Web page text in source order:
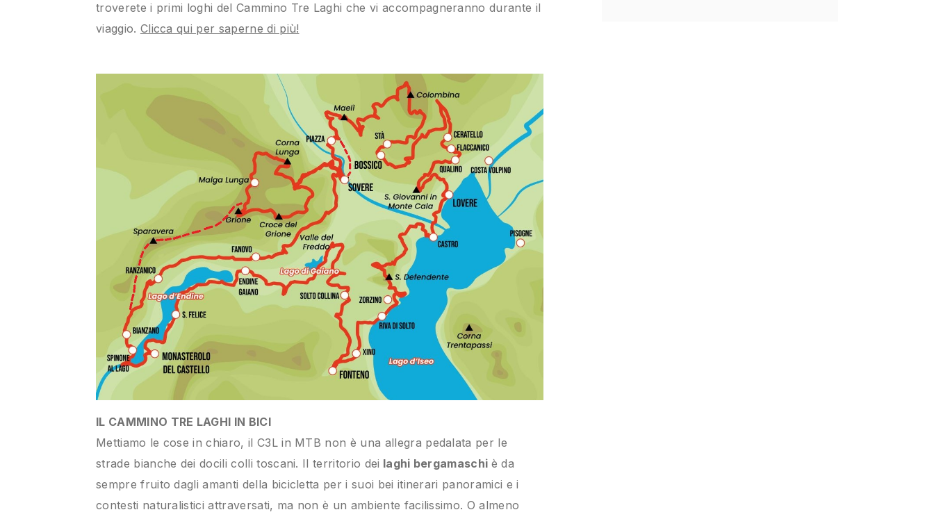
troverete i primi loghi del Cammino Tre Laghi che vi accompagneranno durante il
viaggio. Clicca qui per saperne di più!
IL CAMMINO TRE LAGHI IN BICI
Mettiamo le cose in chiaro, il C3L in MTB non è una allegra pedalata per le
strade bianche dei docili colli toscani. Il territorio dei laghi bergamaschi è da
sempre fruito dagli amanti della bicicletta per i suoi bei itinerari panoramici e i
contesti naturalistici attraversati, ma non è un ambiente facilissimo. O almeno